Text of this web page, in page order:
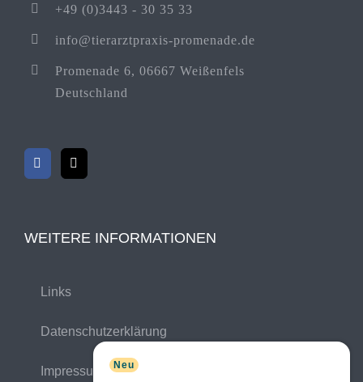
Neu
+49 (0)3443 - 30 35 33
info@tierarztpraxis-promenade.de
Promenade 6, 06667 Weißenfels
Deutschland
WEITERE INFORMATIONEN
Links
Datenschutzerklärung
Impressum